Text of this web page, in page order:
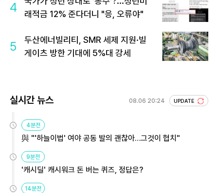
4
래적금 12% 준다더니 "응, 오류야"
5
두산에너빌리티, SMR 세제 지원·빌
게이츠 방한 기대에 5%대 강세
실시간 뉴스 08.06 20:24 UPDATE
4분전
與 "'하늘이법' 여야 공동 발의 괜찮아…그것이 협치"
9분전
'캐시딜' 캐시워크 돈 버는 퀴즈, 정답은?
14분전